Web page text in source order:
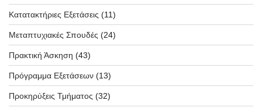
Κατατακτήριες Εξετάσεις (11)
Μεταπτυχιακές Σπουδές (24)
Πρακτική Άσκηση (43)
Πρόγραμμα Εξετάσεων (13)
Προκηρύξεις Τμήματος (32)